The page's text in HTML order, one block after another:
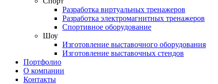
Разработка виртуальных тренажеров
Разработка электромагнитных тренажеров
Спортивное оборудование
Шоу
Изготовление выставочного оборудования
Изготовление выставочных стендов
Портфолио
О компании
Контакты